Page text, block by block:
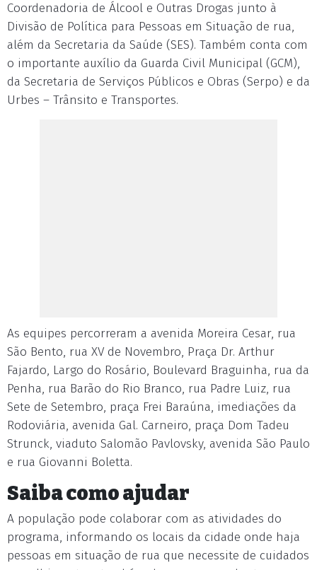
Coordenadoria de Álcool e Outras Drogas junto à
Divisão de Política para Pessoas em Situação de rua,
além da Secretaria da Saúde (SES). Também conta com
o importante auxílio da Guarda Civil Municipal (GCM),
da Secretaria de Serviços Públicos e Obras (Serpo) e da
Urbes – Trânsito e Transportes.
As equipes percorreram a avenida Moreira Cesar, rua
São Bento, rua XV de Novembro, Praça Dr. Arthur
Fajardo, Largo do Rosário, Boulevard Braguinha, rua da
Penha, rua Barão do Rio Branco, rua Padre Luiz, rua
Sete de Setembro, praça Frei Baraúna, imediações da
Rodoviária, avenida Gal. Carneiro, praça Dom Tadeu
Strunck, viaduto Salomão Pavlovsky, avenida São Paulo
e rua Giovanni Boletta.
Saiba como ajudar
A população pode colaborar com as atividades do
programa, informando os locais da cidade onde haja
pessoas em situação de rua que necessite de cuidados